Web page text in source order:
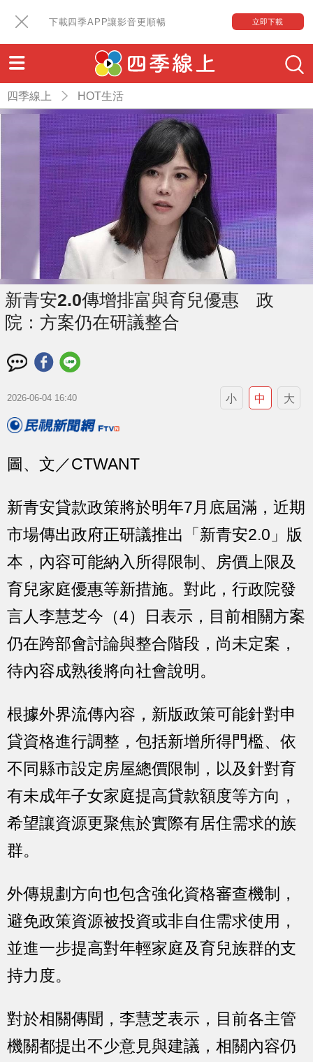
下載四季APP讓影音更順暢 立即下載
四季線上 HOT生活
新青安2.0傳增排富與育兒優惠 政
院：方案仍在研議整合
2026-06-04 16:40 小 中 大
圖、文／CTWANT
新青安貸款政策將於明年7月底屆滿，近期
市場傳出政府正研議推出「新青安2.0」版
本，內容可能納入所得限制、房價上限及
育兒家庭優惠等新措施。對此，行政院發
言人李慧芝今（4）日表示，目前相關方案
仍在跨部會討論與整合階段，尚未定案，
待內容成熟後將向社會說明。
根據外界流傳內容，新版政策可能針對申
貸資格進行調整，包括新增所得門檻、依
不同縣市設定房屋總價限制，以及針對育
有未成年子女家庭提高貸款額度等方向，
希望讓資源更聚焦於實際有居住需求的族
群。
外傳規劃方向也包含強化資格審查機制，
避免政策資源被投資或非自住需求使用，
並進一步提高對年輕家庭及育兒族群的支
持力度。
對於相關傳聞，李慧芝表示，目前各主管
機關都提出不少意見與建議，相關內容仍